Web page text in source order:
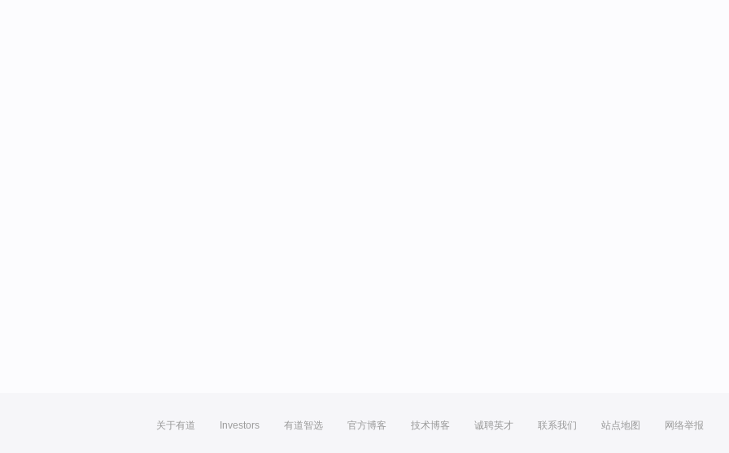
关于有道 Investors 有道智选 官方博客 技术博客 诚聘英才 联系我们 站点地图 网络举报